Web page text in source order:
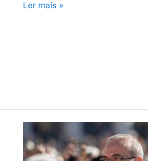
Ler mais »
Jerusalém:
Polícia
israelita